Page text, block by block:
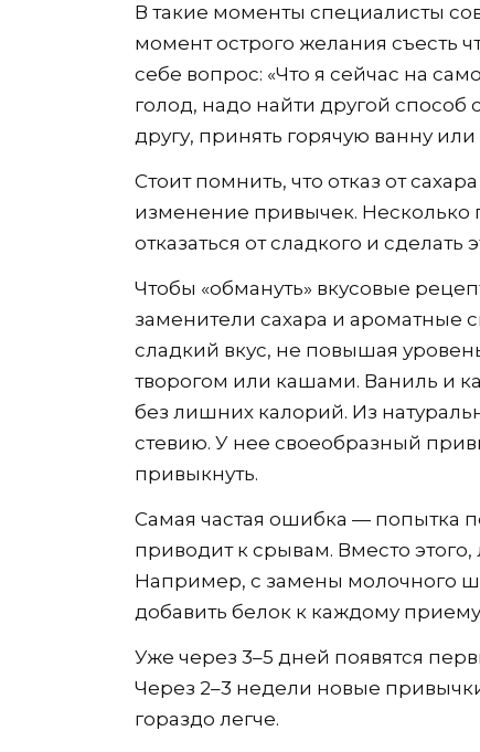
В такие моменты специалисты
момент острого желания съесть
себе вопрос: «Что я сейчас на
голод, надо найти другой способ
другу, принять горячую ванну
Стоит помнить, что отказ от
изменение привычек. Несколько
отказаться от сладкого и
Чтобы «обмануть» вкусовые
заменители сахара и ароматные
сладкий вкус, не повышая
творогом или кашами. Ваниль и
без лишних калорий. Из
стевию. У нее своеобразный
привыкнуть.
Самая частая ошибка — попытка
приводит к срывам. Вместо
Например, с замены молочного
добавить белок к каждому
Уже через 3–5 дней появятся
Через 2–3 недели новые
гораздо легче.